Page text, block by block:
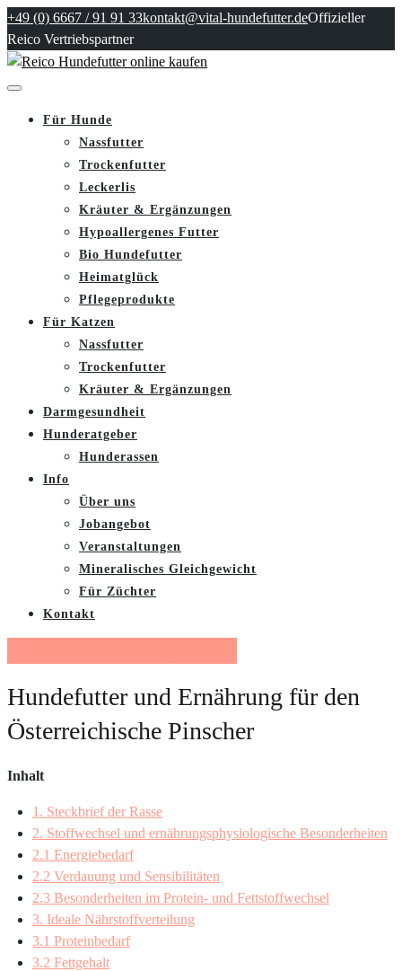
+49 (0) 6667 / 91 91 33kontakt@vital-hundefutter.deOffizieller
Reico Vertriebspartner
Für Hunde
Nassfutter
Trockenfutter
Leckerlis
Kräuter & Ergänzungen
Hypoallergenes Futter
Bio Hundefutter
Heimatglück
Pflegeprodukte
Für Katzen
Nassfutter
Trockenfutter
Kräuter & Ergänzungen
Darmgesundheit
Hunderatgeber
Hunderassen
Info
Über uns
Jobangebot
Veranstaltungen
Mineralisches Gleichgewicht
Für Züchter
Kontakt
Hundefutter und Ernährung für den
Österreichische Pinscher
Inhalt
1. Steckbrief der Rasse
2. Stoffwechsel und ernährungsphysiologische Besonderheiten
2.1 Energiebedarf
2.2 Verdauung und Sensibilitäten
2.3 Besonderheiten im Protein- und Fettstoffwechsel
3. Ideale Nährstoffverteilung
3.1 Proteinbedarf
3.2 Fettgehalt